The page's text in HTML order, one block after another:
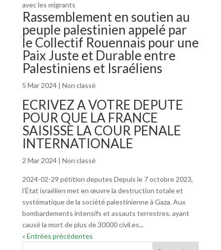
avec les migrants
Rassemblement en soutien au
peuple palestinien appelé par
le Collectif Rouennais pour une
Paix Juste et Durable entre
Palestiniens et Israéliens
5 Mar 2024| Non classé
ECRIVEZ A VOTRE DEPUTE
POUR QUE LA FRANCE
SAISISSE LA COUR PENALE
INTERNATIONALE
2 Mar 2024| Non classé
2024-02-29 pétition deputes Depuis le 7 octobre 2023,
l’État israélien met en œuvre la destruction totale et
systématique de la société palestinienne à Gaza. Aux
bombardements intensifs et assauts terrestres, ayant
causé la mort de plus de 30000 civil.es...
« Entrées précédentes